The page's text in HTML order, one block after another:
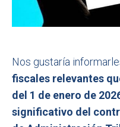
Nos gustaría
fiscales relevantes
del 1 de enero de
significativo del